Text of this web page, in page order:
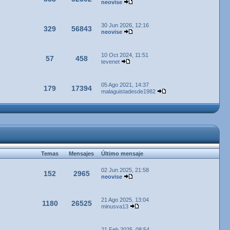
neovise
329 56843
30 Jun 2026, 12:16
neovise
57 458
10 Oct 2024, 11:51
tevenet
179 17394
05 Ago 2021, 14:37
malaguistadesde1982
TemasMensajesÚltimo mensaje
152 2965
02 Jun 2025, 21:58
neovise
1180 26525
21 Ago 2025, 13:04
minusva13